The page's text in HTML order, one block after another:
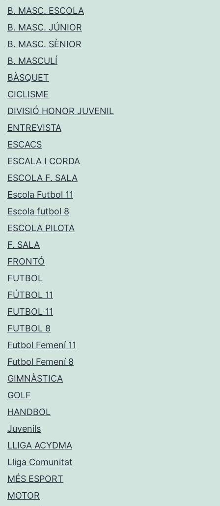
B. MASC. ESCOLA
B. MASC. JÚNIOR
B. MASC. SÈNIOR
B. MASCULÍ
BÀSQUET
CICLISME
DIVISIÓ HONOR JUVENIL
ENTREVISTA
ESCACS
ESCALA I CORDA
ESCOLA F. SALA
Escola Futbol 11
Escola futbol 8
ESCOLA PILOTA
F. SALA
FRONTÓ
FUTBOL
FÚTBOL 11
FUTBOL 11
FUTBOL 8
Futbol Femení 11
Futbol Femení 8
GIMNÀSTICA
GOLF
HANDBOL
Juvenils
LLIGA ACYDMA
Lliga Comunitat
MÉS ESPORT
MOTOR